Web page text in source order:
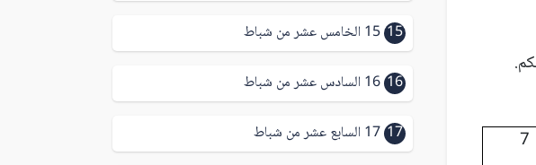
7
15 15 الخامس عشر من شباط
16 16 السادس عشر من شباط
17 17 السابع عشر من شباط